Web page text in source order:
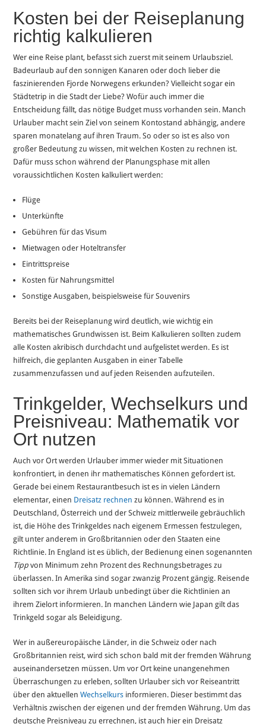
Kosten bei der Reiseplanung
richtig kalkulieren
Wer eine Reise plant, befasst sich zuerst mit seinem Urlaubsziel.
Badeurlaub auf den sonnigen Kanaren oder doch lieber die
faszinierenden Fjorde Norwegens erkunden? Vielleicht sogar ein
Städtetrip in die Stadt der Liebe? Wofür auch immer die
Entscheidung fällt, das nötige Budget muss vorhanden sein. Manch
Urlauber macht sein Ziel von seinem Kontostand abhängig, andere
sparen monatelang auf ihren Traum. So oder so ist es also von
großer Bedeutung zu wissen, mit welchen Kosten zu rechnen ist.
Dafür muss schon während der Planungsphase mit allen
voraussichtlichen Kosten kalkuliert werden:
Flüge
Unterkünfte
Gebühren für das Visum
Mietwagen oder Hoteltransfer
Eintrittspreise
Kosten für Nahrungsmittel
Sonstige Ausgaben, beispielsweise für Souvenirs
Bereits bei der Reiseplanung wird deutlich, wie wichtig ein
mathematisches Grundwissen ist. Beim Kalkulieren sollten zudem
alle Kosten akribisch durchdacht und aufgelistet werden. Es ist
hilfreich, die geplanten Ausgaben in einer Tabelle
zusammenzufassen und auf jeden Reisenden aufzuteilen.
Trinkgelder, Wechselkurs und
Preisniveau: Mathematik vor
Ort nutzen
Auch vor Ort werden Urlauber immer wieder mit Situationen
konfrontiert, in denen ihr mathematisches Können gefordert ist.
Gerade bei einem Restaurantbesuch ist es in vielen Ländern
elementar, einen Dreisatz rechnen zu können. Während es in
Deutschland, Österreich und der Schweiz mittlerweile gebräuchlich
ist, die Höhe des Trinkgeldes nach eigenem Ermessen festzulegen,
gilt unter anderem in Großbritannien oder den Staaten eine
Richtlinie. In England ist es üblich, der Bedienung einen sogenannten
Tipp von Minimum zehn Prozent des Rechnungsbetrages zu
überlassen. In Amerika sind sogar zwanzig Prozent gängig. Reisende
sollten sich vor ihrem Urlaub unbedingt über die Richtlinien an
ihrem Zielort informieren. In manchen Ländern wie Japan gilt das
Trinkgeld sogar als Beleidigung.
Wer in außereuropäische Länder, in die Schweiz oder nach
Großbritannien reist, wird sich schon bald mit der fremden Währung
auseinandersetzen müssen. Um vor Ort keine unangenehmen
Überraschungen zu erleben, sollten Urlauber sich vor Reiseantritt
über den aktuellenWechselkurs informieren. Dieser bestimmt das
Verhältnis zwischen der eigenen und der fremden Währung. Um das
deutsche Preisniveau zu errechnen, ist auch hier ein Dreisatz